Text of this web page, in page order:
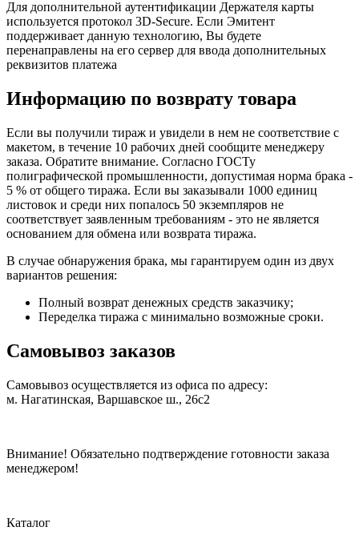
Для дополнительной аутентификации Держателя карты
используется протокол 3D-Secure. Если Эмитент
поддерживает данную технологию, Вы будете
перенаправлены на его сервер для ввода дополнительных
реквизитов платежа
Информацию по возврату товара
Если вы получили тираж и увидели в нем не соответствие с
макетом, в течение 10 рабочих дней сообщите менеджеру
заказа. Обратите внимание. Согласно ГОСТу
полиграфической промышленности, допустимая норма брака -
5 % от общего тиража. Если вы заказывали 1000 единиц
листовок и среди них попалось 50 экземпляров не
соответствует заявленным требованиям - это не является
основанием для обмена или возврата тиража.
В случае обнаружения брака, мы гарантируем один из двух
вариантов решения:
Полный возврат денежных средств заказчику;
Переделка тиража с минимально возможные сроки.
Самовывоз заказов
Самовывоз осуществляется из офиса по адресу:
м. Нагатинская, Варшавское ш., 26с2
Внимание! Обязательно подтверждение готовности заказа
менеджером!
Каталог